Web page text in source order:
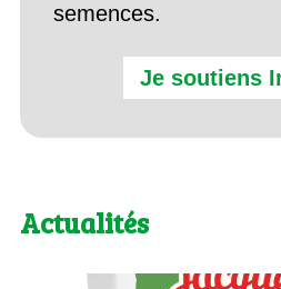
semences.
Je soutiens
Actualités